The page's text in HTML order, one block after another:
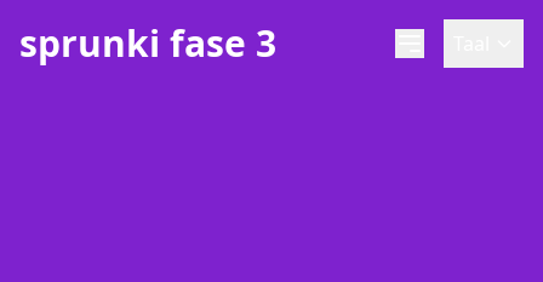
sprunki fase 3